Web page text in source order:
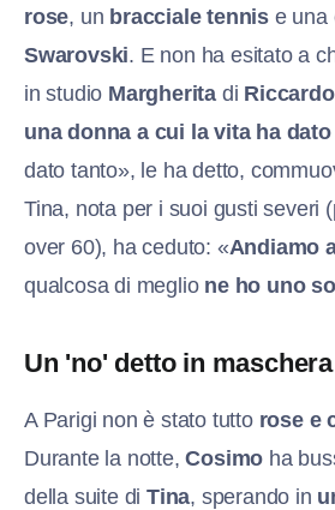
rose, un bracciale tennis e una
Swarovski. E non ha esitato a
in studio Margherita di
una donna a cui la vita ha
dato tanto», le ha detto,
Tina, nota per i suoi gusti severi
over 60), ha ceduto: «Andiamo
qualcosa di meglio ne ho uno
Un 'no' detto in maschera
A Parigi non è stato tutto rose e
Durante la notte,Cosimo ha
della suite diTina, sperando in